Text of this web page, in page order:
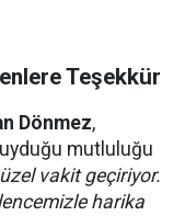
Teşekkür
Dönmez,
mutluluğu
vakit geçiriyor.
harika